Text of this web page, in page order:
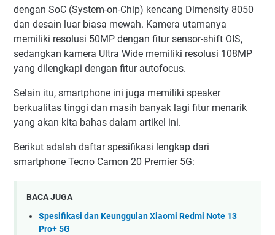
dengan SoC (System-on-Chip) kencang Dimensity 8050
dan desain luar biasa mewah. Kamera utamanya
memiliki resolusi 50MP dengan fitur sensor-shift OIS,
sedangkan kamera Ultra Wide memiliki resolusi 108MP
yang dilengkapi dengan fitur autofocus.
Selain itu, smartphone ini juga memiliki speaker
berkualitas tinggi dan masih banyak lagi fitur menarik
yang akan kita bahas dalam artikel ini.
Berikut adalah daftar spesifikasi lengkap dari
smartphone Tecno Camon 20 Premier 5G:
BACA JUGA
Spesifikasi dan Keunggulan Xiaomi Redmi Note 13
Pro+ 5G